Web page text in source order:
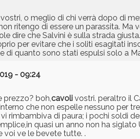
vostri, o meglio di chi verrà dopo di
ritengo di essere un parassita. Ma
dire che Salvini è sulla strada
per evitare che i soliti esagitati
di quanto sono stati espulsi solo a
- 09:24
prezzo? boh,cavoli vostri. peraltro il
che non espelle nessuno per
rimbambiva di paura; i pochi soldi
quasi un anno non ha
voi ve le bevete tutte. .